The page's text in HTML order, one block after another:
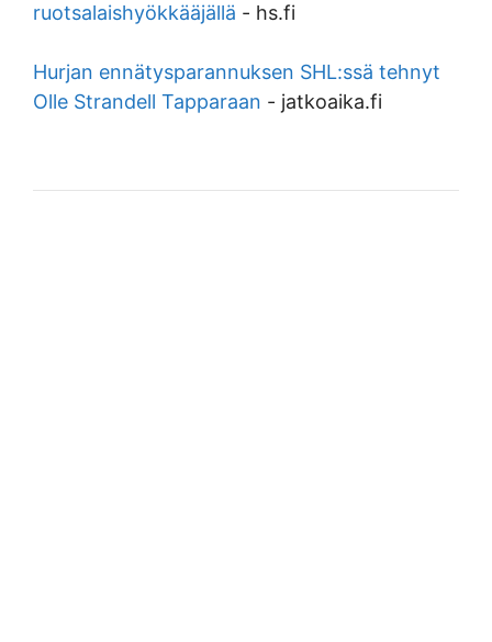
ruotsalaishyökkääjällä - hs.fi
Hurjan ennätysparannuksen SHL:ssä tehnyt
Olle Strandell Tapparaan - jatkoaika.fi